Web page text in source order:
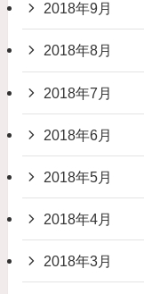
2018年9月
2018年8月
2018年7月
2018年6月
2018年5月
2018年4月
2018年3月